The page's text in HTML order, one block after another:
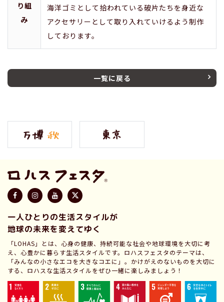
り組
み
海洋ゴミとして拾われている破片たちを身近な
アクセサリーとして取り入れていけるよう制作
しております。
一覧に戻る
一人ひとりの生活スタイルが
地球の未来を変えてゆく
「LOHAS」とは、心身の健康、持続可能な社会や地球環境を大切に考
え、心豊かに暮らす生活スタイルです。ロハスフェスタのテーマは、
「みんなの小さなエコを大きなコエに」。かけがえのないものを大切に
する、ロハスな生活スタイルをぜひ一緒に楽しみましょう！